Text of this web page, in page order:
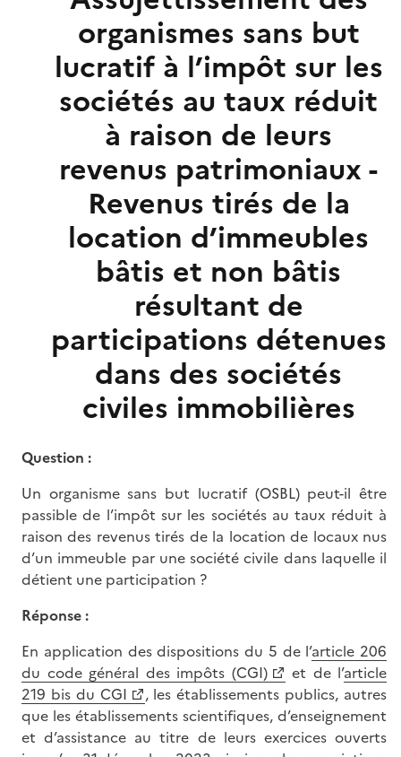
organismes sans but
lucratif à l’impôt sur les
sociétés au taux réduit
à raison de leurs
revenus patrimoniaux -
Revenus tirés de la
location d’immeubles
bâtis et non bâtis
résultant de
participations détenues
dans des sociétés
civiles immobilières
Question :
Un organisme sans but lucratif (OSBL) peut-il être
passible de l’impôt sur les sociétés au taux réduit à
raison des revenus tirés de la location de locaux nus
d’un immeuble par une société civile dans laquelle il
détient une participation ?
Réponse :
En application des dispositions du 5 de l’article 206
du code général des impôts (CGI)
et de l’article
219 bis du CGI
, les établissements publics, autres
que les établissements scientifiques, d’enseignement
et d’assistance au titre de leurs exercices ouverts